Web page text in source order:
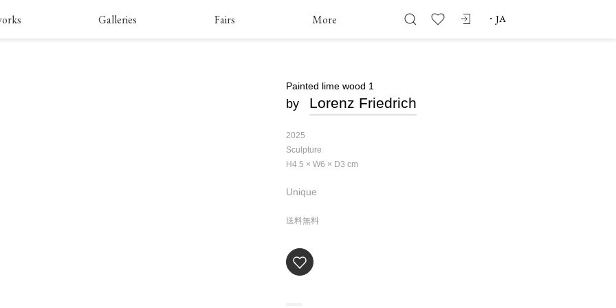
Galleries Fairs More ・ JA
Painted lime wood 1
by Lorenz Friedrich
2025
Sculpture
H4.5 × W6 × D3 cm
Unique
送料無料